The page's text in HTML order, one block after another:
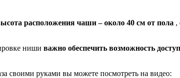
расположения чаши – около 40 см от пола ,
ниши важно обеспечить возможность
своими руками вы можете посмотреть на видео: